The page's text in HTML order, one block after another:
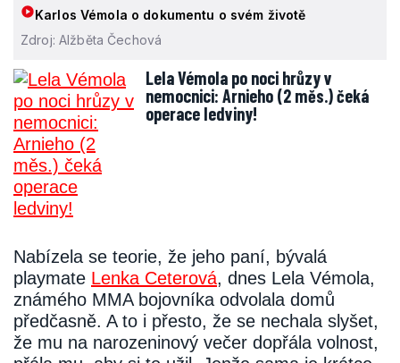
Karlos Vémola o dokumentu o svém životě
Zdroj: Alžběta Čechová
Lela Vémola po noci hrůzy v
nemocnici: Arnieho (2 měs.) čeká
operace ledviny!
Nabízela se teorie, že jeho paní, bývalá
playmate Lenka Ceterová, dnes Lela Vémola,
známého MMA bojovníka odvolala domů
předčasně. A to i přesto, že se nechala slyšet,
že mu na narozeninový večer dopřála volnost,